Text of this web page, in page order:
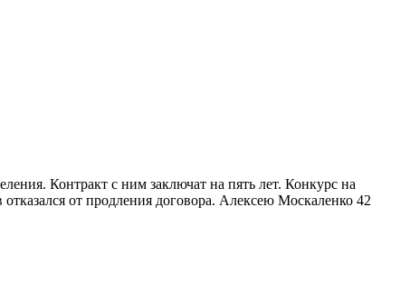
Контракт с ним заключат на пять лет. Конкурс на
от продления договора. Алексею Москаленко 42